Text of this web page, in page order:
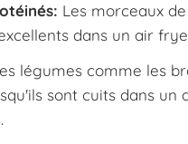
Les morceaux
dans un air
légumes comme les
sont cuits dans